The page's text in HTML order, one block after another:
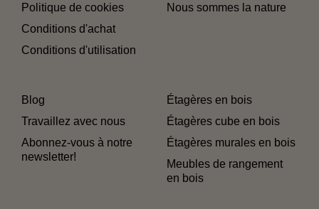
Politique de cookies
Conditions d'achat
Conditions d'utilisation
Nous sommes la nature
Blog
Travaillez avec nous
Abonnez-vous à notre
newsletter!
Étagères en bois
Étagères cube en bois
Étagères murales en bois
Meubles de rangement
en bois